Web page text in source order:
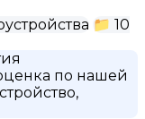
📁 10
по нашей